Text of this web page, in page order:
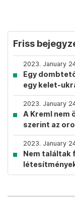
Friss
2023. January
Egy
egy kelet-
2023. January
A Kreml nem
szerint az
2023. January
Nem találtak